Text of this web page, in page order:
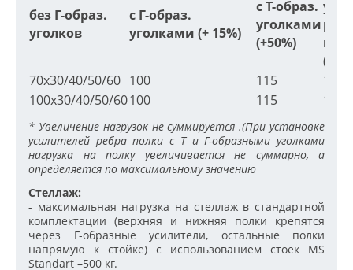
без Г-образ.
уголков
с Г-образ.
уголками (+ 15%)
с Т-образ.
уголками
(+50%)
70х30/40/50/60 100 115
150
100х30/40/50/60100 115 150
* Увеличение нагрузок не суммируется .(При установке
усилителей ребра полки с Т и Г-образными уголками
нагрузка на полку увеличивается не суммарно, а
определяется по максимальному значению
Стеллаж:
- максимальная нагрузка на стеллаж в стандартной
комплектации (верхняя и нижняя полки крепятся
через Г-образные усилители, остальные полки
напрямую к стойке) с использованием стоек MS
Standart –500 кг.